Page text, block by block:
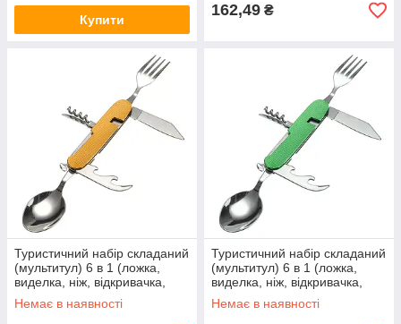
Купити
162,49 ₴
Туристичний набір складаний
(мультитул) 6 в 1 (ложка,
виделка, ніж, відкривачка,
штопор) Gold
Немає в наявності
Туристичний набір складаний
(мультитул) 6 в 1 (ложка,
виделка, ніж, відкривачка,
штопор) Green
Немає в наявності